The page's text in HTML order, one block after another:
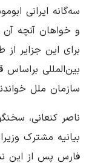
سه‌گانه ایرانی
و خواهان آنچه
برای این جزایر از
بین‌المللی
سازمان ملل
ناصر کنعانی،
بیانیه مشترک
فارس پس از این